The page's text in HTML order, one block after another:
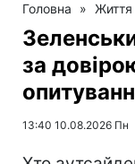
Головна » Життя
за
13:40 10.08.2026 Пн